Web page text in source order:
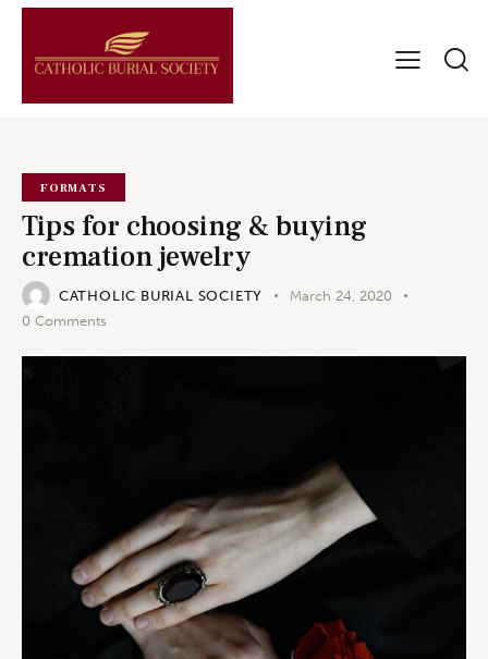
FORMATS
Tips for choosing & buying
cremation jewelry
CATHOLIC BURIAL SOCIETY
March 24, 2020
0 Comments